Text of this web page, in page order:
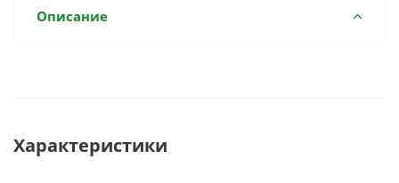
Описание
Характеристики